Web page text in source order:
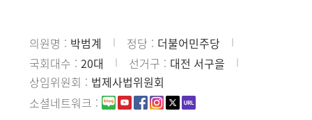
의원명 박범계 정당
더불어민주당
국회대수
20대 선거구
대전 서구을
상임위원회
법제사법위원회
소셜네트워크